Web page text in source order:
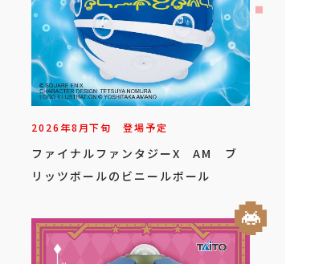
2026年8月下旬 登場予定
ファイナルファンタジーX AM ブ
リッツボールのビニールボール